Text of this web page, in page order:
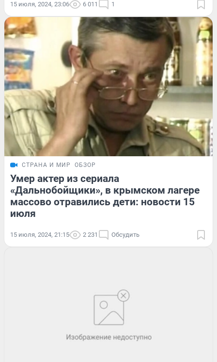
15 июля, 2024, 23:06 6 011 1
СТРАНА И МИР ОБЗОР
Умер актер из сериала
«Дальнобойщики», в крымском лагере
массово отравились дети: новости 15
июля
15 июля, 2024, 21:15 2 231 Обсудить